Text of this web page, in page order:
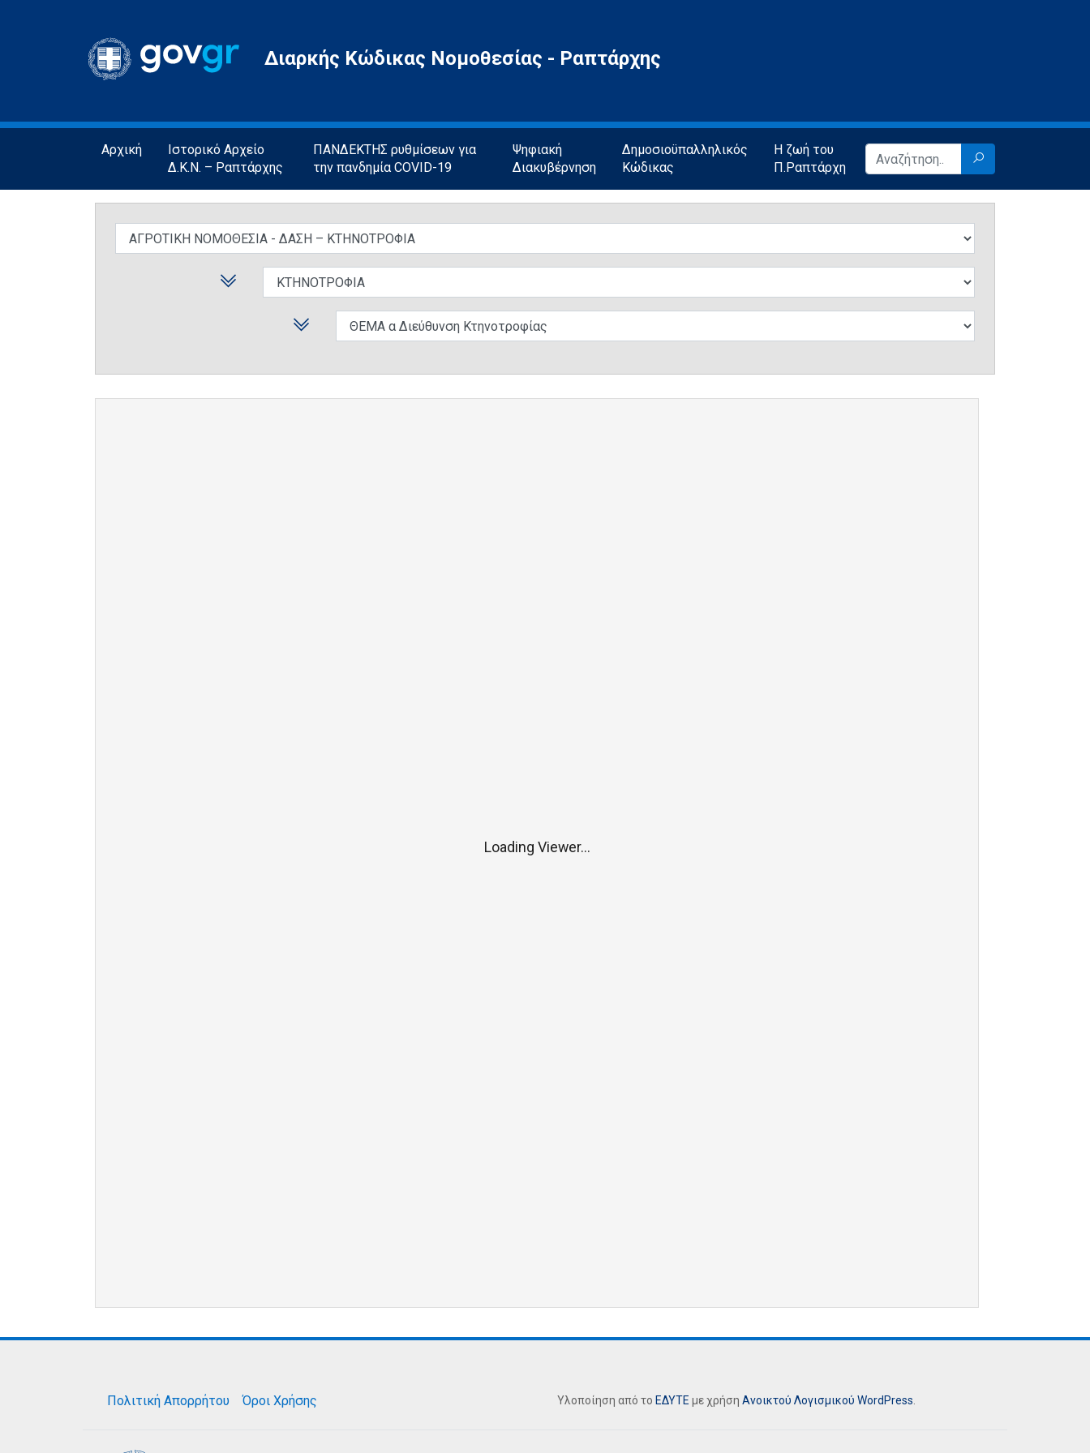
Gov.gr
Διαρκής Κώδικας Νομοθεσίας - Ραπτάρχης
Αρχική
Ιστορικό Αρχείο
Δ.Κ.Ν. – Ραπτάρχης
ΠΑΝΔΕΚΤΗΣ ρυθμίσεων για
την πανδημία COVID-19
Ψηφιακή
Διακυβέρνηση
Δημοσιοϋπαλληλικός
Κώδικας
Η ζωή του
Π.Ραπτάρχη
Loading Viewer...
Πολιτική Απορρήτου Όροι Χρήσης Υλοποίηση από το ΕΔΥΤΕ με χρήση Ανοικτού Λογισμικού WordPress